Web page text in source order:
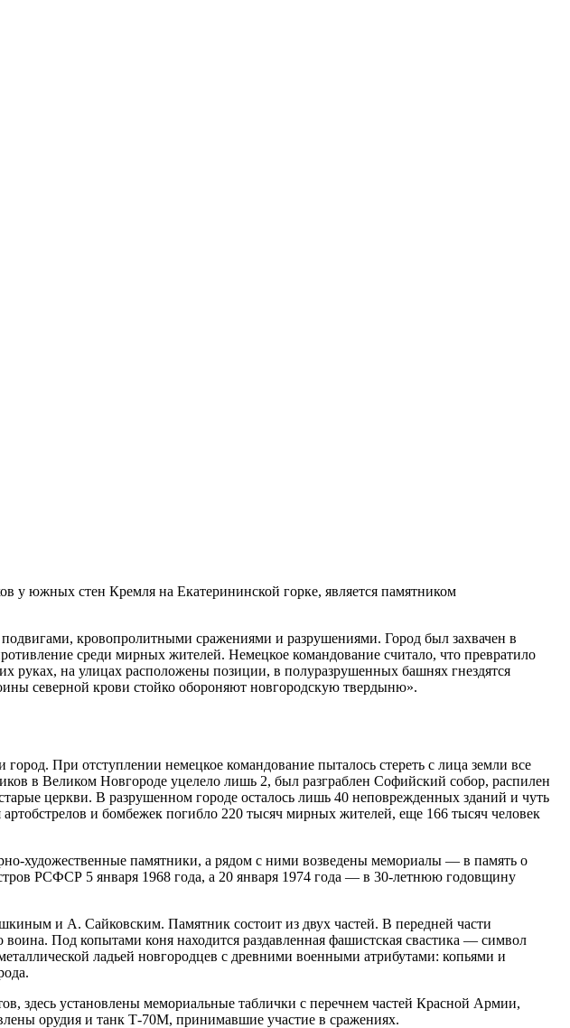
южных стен Кремля на Екатерининской горке, является памятником
кровопролитными сражениями и разрушениями. Город был захвачен в
среди мирных жителей. Немецкое командование считало, что превратило
руках, на улицах расположены позиции, в полуразрушенных башнях гнездятся
северной крови стойко обороняют новгородскую твердыню».
При отступлении немецкое командование пыталось стереть с лица земли все
в Великом Новгороде уцелело лишь 2, был разграблен Софийский собор, распилен
церкви. В разрушенном городе осталось лишь 40 неповрежденных зданий и чуть
и бомбежек погибло 220 тысяч мирных жителей, еще 166 тысяч человек
художественные памятники, а рядом с ними возведены мемориалы — в память о
РСФСР 5 января 1968 года, а 20 января 1974 года — в 30-летнюю годовщину
и А. Сайковским. Памятник состоит из двух частей. В передней части
Под копытами коня находится раздавленная фашистская свастика — символ
ладьей новгородцев с древними военными атрибутами: копьями и
здесь установлены мемориальные таблички с перечнем частей Красной Армии,
орудия и танк Т-70М, принимавшие участие в сражениях.